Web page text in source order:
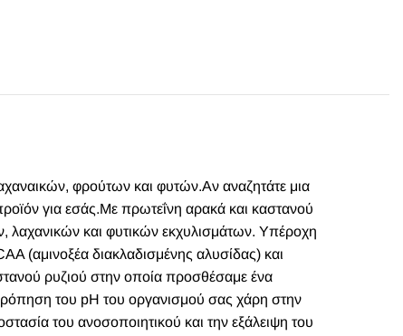
φρούτων και φυτών.Αν αναζητάτε μια
για εσάς.Με πρωτεΐνη αρακά και καστανού
λαχανικών και φυτικών εκχυλισμάτων. Υπέροχη
(αμινοξέα διακλαδισμένης αλυσίδας) και
ρυζιού στην οποία προσθέσαμε ένα
του pH του οργανισμού σας χάρη στην
του ανοσοποιητικού και την εξάλειψη του